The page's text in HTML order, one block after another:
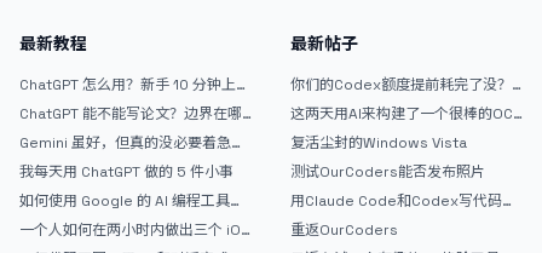
搜索： <img src="/upload/thread/202608/3e15b6e7-345f-
48b4-aeff-1bbd89afe9d3.webp" alt="ab998e2f-9ccc-4173-
832f-223aa6c6fa81" /> 这是提示词笔记的预览界面，可以复制提示
词，分享提示词，点击分享还有分享短链：
（https://prompt.jintao.co.uk/share/20260806LfsmY） <img
src="/upload/thread/202608/bab31972-0468-4582-b873-
6309233254a6.webp" alt="20260806-201213" /> 可惜现在没额
度了，我又不想换模型折腾。现在还有些界面细节和小功能需要落地完
善，可能还要虫子要抓。弄好了，打算放GitHub开源。</p> <p>有朋
最新教程
ChatGPT 怎么用？新手 10 分钟上手
指南
ChatGPT 能不能写论文？边界在哪
里
Gemini 虽好，但真的没必要着急放
弃 ChatGPT
我每天用 ChatGPT 做的 5 件小事
如何使用 Google 的 AI 编程工具
AntiGravity：独立开发者的新时代
武器
一个人如何在两小时内做出三个 iOS
最新帖子
你们的Codex额度提前耗完了没？
戒断反应如何？
这两天用AI来构建了一个很棒的OC
论坛精华区
复活尘封的Windows Vista
测试OurCoders能否发布照片
用Claude Code和Codex写代码真
的爽，但是App怎么挣钱还是很难啊
重返OurCoders